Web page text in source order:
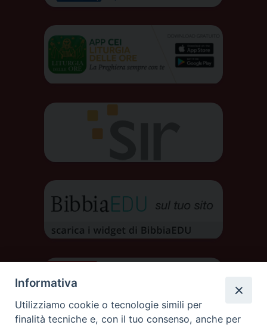
Informativa
Utilizziamo cookie o tecnologie simili per
finalità tecniche e, con il tuo consenso, anche per